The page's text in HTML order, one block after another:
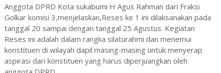
Anggota DPRD Kota sukabumi H Agus Rahman dari Fraksi
Golkar komisi 3,menjelaskan,Reses ke 1 ini dilaksanakan pada
tanggal 20 sampai dengan tanggal 25 Agustus. Kegiatan
Reses ini adalah dalam rangka silaturahmi dan menemui
konstituen di wilayah dapil masing-masing untuk menyerap
aspirasi dari konstituen yang harus diperjuangkan oleh